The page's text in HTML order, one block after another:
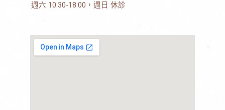
週六 10:30-18:00，週日 休診